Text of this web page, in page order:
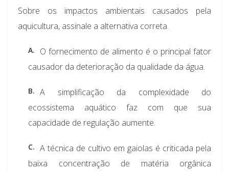
Sobre os impactos ambientais causados pela
aquicultura, assinale a alternativa correta.
A.
O fornecimento de alimento é o principal fator
causador da deterioração da qualidade da água.
B. A simplificação da complexidade do
ecossistema aquático faz com que sua
capacidade de regulação aumente.
C. A técnica de cultivo em gaiolas é criticada pela
baixa concentração de matéria orgânica